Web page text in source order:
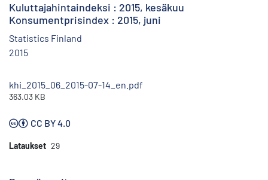
Kuluttajahintaindeksi : 2015, kesäkuu
Konsumentprisindex : 2015, juni
Statistics Finland
2015
khi_2015_06_2015-07-14_en.pdf
363.03 KB
CC BY 4.0
Lataukset 29